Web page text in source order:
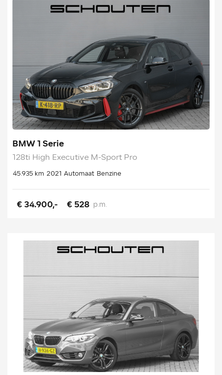
BMW 1 Serie
128ti High Executive M-Sport Pro
45.935 km 2021 Automaat Benzine
€ 34.900,- € 528 p.m.